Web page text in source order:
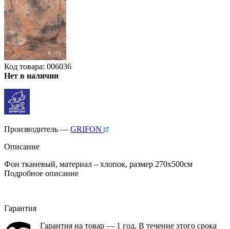
Код товара: 006036
Нет в наличии
Производитель — GRIFON
Описание
Фон тканевый, материал – хлопок, размер 270х500см
Подробное описание
Гарантия
Гарантия на товар — 1 год. В течение этого срока